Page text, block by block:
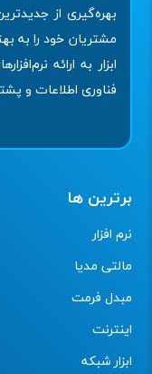
بهره‌گیری از
مشتریان خود را به
ابزار به ارائه
فناوری اطلاعات و
برترین ها
نرم افزار
مالتی مدیا
مبدل فرمت
اینترنت
ابزار شبکه